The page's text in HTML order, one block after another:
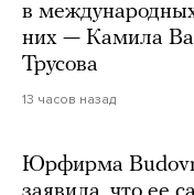
в
них — Камила
Трусова
13 часов назад
Юрфирма